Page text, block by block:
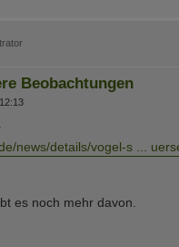
Beobachtungen
news/details/vogel-s ...
es noch mehr davon.